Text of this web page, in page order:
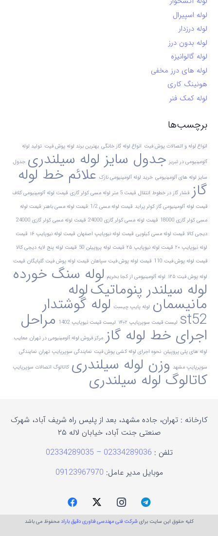
لوله اسپیرال
لوله درزدار
لوله بدون درز
لوله گالوانیزه
لوله های درز مخفی
هونینگ کاری
لوله کمک فنر
برچسب‌ها
انواع لوله و اتصالات پوش فیت انواع لوله گاز خانگی بهترین برند لوله پوش فیت تولید لوله
آلومینیومی در تبریز جدول سایز لوله سیلندری جدول
سایز لوله های آلومینیومی خرید لوله آلومینیومی نازک علائم خط لوله
گاز فشار گاز در خطوط انتقال قیمت 5 متر لوله مسی کولر گازی
قیمت لوله آلومینیومی کلاف
قیمت لوله آلومینیومی گاز کولر پراید قیمت لوله مسی 1/2 قیمت لوله مسی باهنر قیمت لوله
مسی کولر گازی 18000
قیمت لوله مسی کولر گازی 24000
قیمت لوله مسی کولر گازی 24000
دیجی کالا قیمت لوله مسی کیلویی قیمت لوله نیوپایپ اصفهان قیمت لوله نیوپایپ ۱۶
قیمت
لوله نیوپایپ ۲۰
قیمت لوله نیوپایپ ۲۵ قیمت لوله پروپیلن 50
قیمت لوله پنج لایه دیجی کالا
قیمت لوله پوش فیت 110
قیمت لوله پوش فیت سپاهان قیمت لوله پوش فیت گلپایگان قیمت
لوله پوش فیت ۱۲۵
لوله آلومینیومی از کجا بخریم لوله سنگ خورده
لوله سیلندر پنوماتیکلوله
مانیسمان لوله پایپ چیست لوله گوشتدار
st52 لیست قیمت سوپرپایپ ۱۴۰۲ لیست قیمت نیوپایپ 1402 مراحل
اجرای خط لوله گاز مرکز فروش لوله آلومینیومی در تهران معایب
لوله های پلی پروپیلن نحوه اجرای لوله کشی پوش فیت نمایندگی سوپرپایپ تهران نمایندگی
سوپرپایپ مشهد وزن لوله سیلندری کاتالوگ اتصالات سوپرپایپ
کاتالوگ لوله سیلندری
کارخانه : تهران، جاده مشهد، بعد از پلیس راه شریف آباد، شهرک
صنعتی جنت آباد، خیابان لاله ۲۵
تلفن :
موبایل مدیر عامل: 09123967970
کلیه حقوق این سایت برایشرکت فنی مهندسی فناوری دقیق بارادمحفوظ می باشد